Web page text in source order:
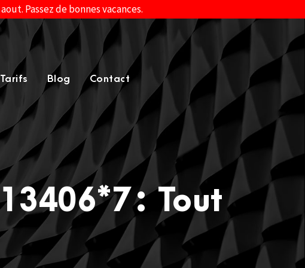
Passez de bonnes vacances.
Tarifs Blog Contact
: Tout